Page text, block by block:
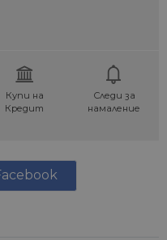
Купи на
Кредит
Следи за
намаление